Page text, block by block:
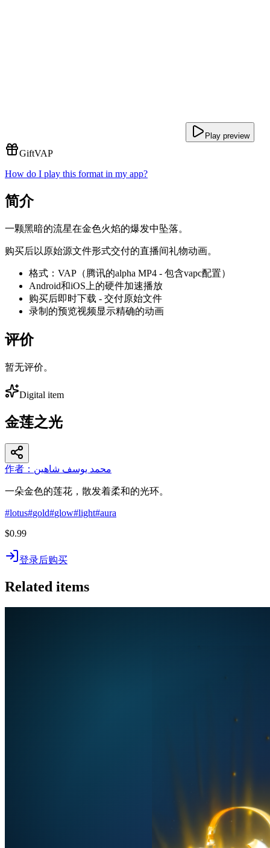
Play preview
GiftVAP
How do I play this format in my app?
简介
一颗黑暗的流星在金色火焰的爆发中坠落。
购买后以原始源文件形式交付的直播间礼物动画。
格式：VAP（腾讯的alpha MP4 - 包含vapc配置）
Android和iOS上的硬件加速播放
购买后即时下载 - 交付原始文件
录制的预览视频显示精确的动画
评价
暂无评价。
Digital item
金莲之光
作者：محمد يوسف شاهين
一朵金色的莲花，散发着柔和的光环。
#lotus#gold#glow#light#aura
$0.99
登录后购买
Related items